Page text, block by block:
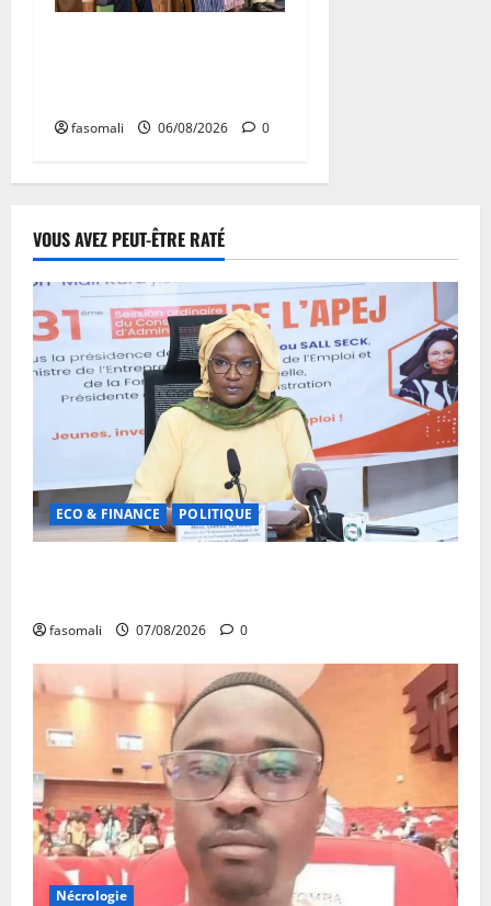
fasomali 06/08/2026 0
VOUS AVEZ PEUT-ÊTRE RATÉ
ECO & FINANCE POLITIQUE
fasomali 07/08/2026 0
Nécrologie